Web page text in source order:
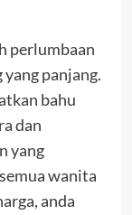
perlumbaan
panjang.
bahu
dan
yang
wanita
anda